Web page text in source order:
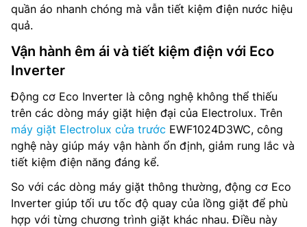
quần áo nhanh chóng mà vẫn tiết kiệm điện nước hiệu
quả.
Vận hành êm ái và tiết kiệm điện với Eco
Inverter
Động cơ Eco Inverter là công nghệ không thể thiếu
trên các dòng máy giặt hiện đại của Electrolux. Trên
máy giặt Electrolux cửa trước EWF1024D3WC, công
nghệ này giúp máy vận hành ổn định, giảm rung lắc và
tiết kiệm điện năng đáng kể.
So với các dòng máy giặt thông thường, động cơ Eco
Inverter giúp tối ưu tốc độ quay của lồng giặt để phù
hợp với từng chương trình giặt khác nhau. Điều này